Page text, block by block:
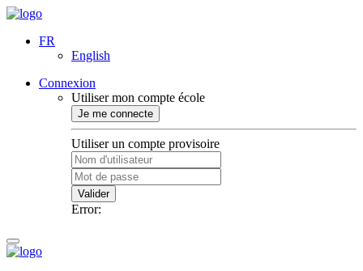
FR
English
Connexion
Utiliser mon compte école
Je me connecte
Utiliser un compte provisoire
Valider
Error: